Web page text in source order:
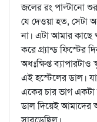
জলের রং পাল্টানো
যে দেওয়া হত, সেটা
না। এটা আমার কাছে
করে গ্র্যান্ড
অধঃক্ষিপ্ত
এই হস্টেলের ডাল।
একের চার ভাগ
ডাল দিয়েই আমাদের